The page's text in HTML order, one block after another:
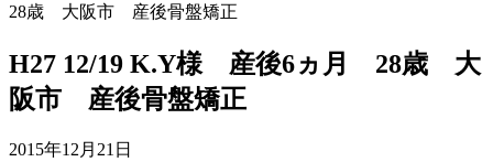
28歳 大阪市 産後骨盤矯正
H27 12/19 K.Y様 産後6ヵ月 28歳 大
阪市 産後骨盤矯正
2015年12月21日